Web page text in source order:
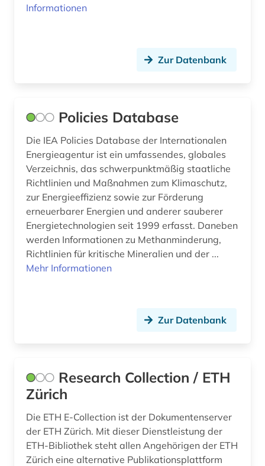
Informationen
Zur Datenbank
Policies Database
Die IEA Policies Database der Internationalen
Energieagentur ist ein umfassendes, globales
Verzeichnis, das schwerpunktmäßig staatliche
Richtlinien und Maßnahmen zum Klimaschutz,
zur Energieeffizienz sowie zur Förderung
erneuerbarer Energien und anderer sauberer
Energietechnologien seit 1999 erfasst. Daneben
werden Informationen zu Methanminderung,
Richtlinien für kritische Mineralien und der ...
Mehr Informationen
Zur Datenbank
Research Collection / ETH
Zürich
Die ETH E-Collection ist der Dokumentenserver
der ETH Zürich. Mit dieser Dienstleistung der
ETH-Bibliothek steht allen Angehörigen der ETH
Zürich eine alternative Publikationsplattform